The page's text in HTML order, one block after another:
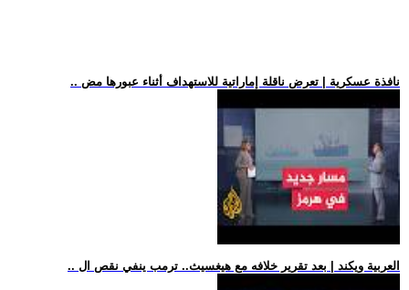
.. نافذة عسكرية | تعرض ناقلة إماراتية للاستهداف أثناء عبورها مض
.. العربية ويكند | بعد تقرير خلافه مع هيغسيث.. ترمب ينفي نقص ال